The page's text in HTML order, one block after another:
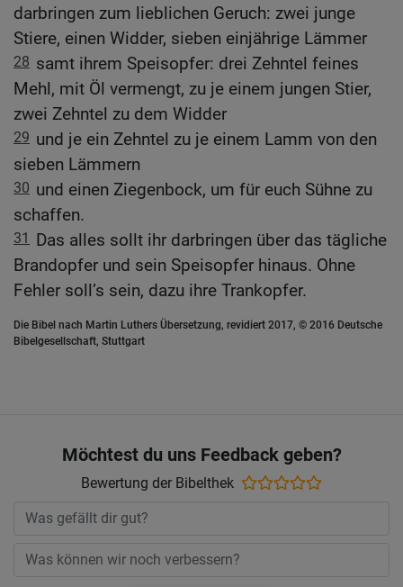
darbringen zum lieblichen Geruch: zwei junge
Stiere, einen Widder, sieben einjährige Lämmer
28 samt ihrem Speisopfer: drei Zehntel feines
Mehl, mit Öl vermengt, zu je einem jungen Stier,
zwei Zehntel zu dem Widder
29 und je ein Zehntel zu je einem Lamm von den
sieben Lämmern
30 und einen Ziegenbock, um für euch Sühne zu
schaffen.
31
Das alles sollt ihr darbringen über das tägliche
Brandopfer und sein Speisopfer hinaus. Ohne
Fehler soll’s sein, dazu ihre Trankopfer.
Die Bibel nach Martin Luthers Übersetzung, revidiert 2017, © 2016 Deutsche
Bibelgesellschaft, Stuttgart
Möchtest du uns Feedback geben?
Bewertung der Bibelthek